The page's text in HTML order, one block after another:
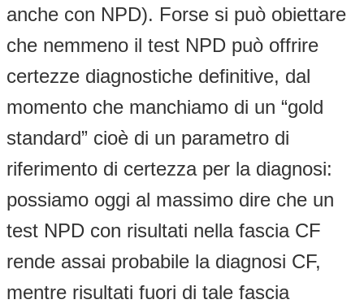
anche con NPD). Forse si può obiettare
che nemmeno il test NPD può offrire
certezze diagnostiche definitive, dal
momento che manchiamo di un “gold
standard” cioè di un parametro di
riferimento di certezza per la diagnosi:
possiamo oggi al massimo dire che un
test NPD con risultati nella fascia CF
rende assai probabile la diagnosi CF,
mentre risultati fuori di tale fascia